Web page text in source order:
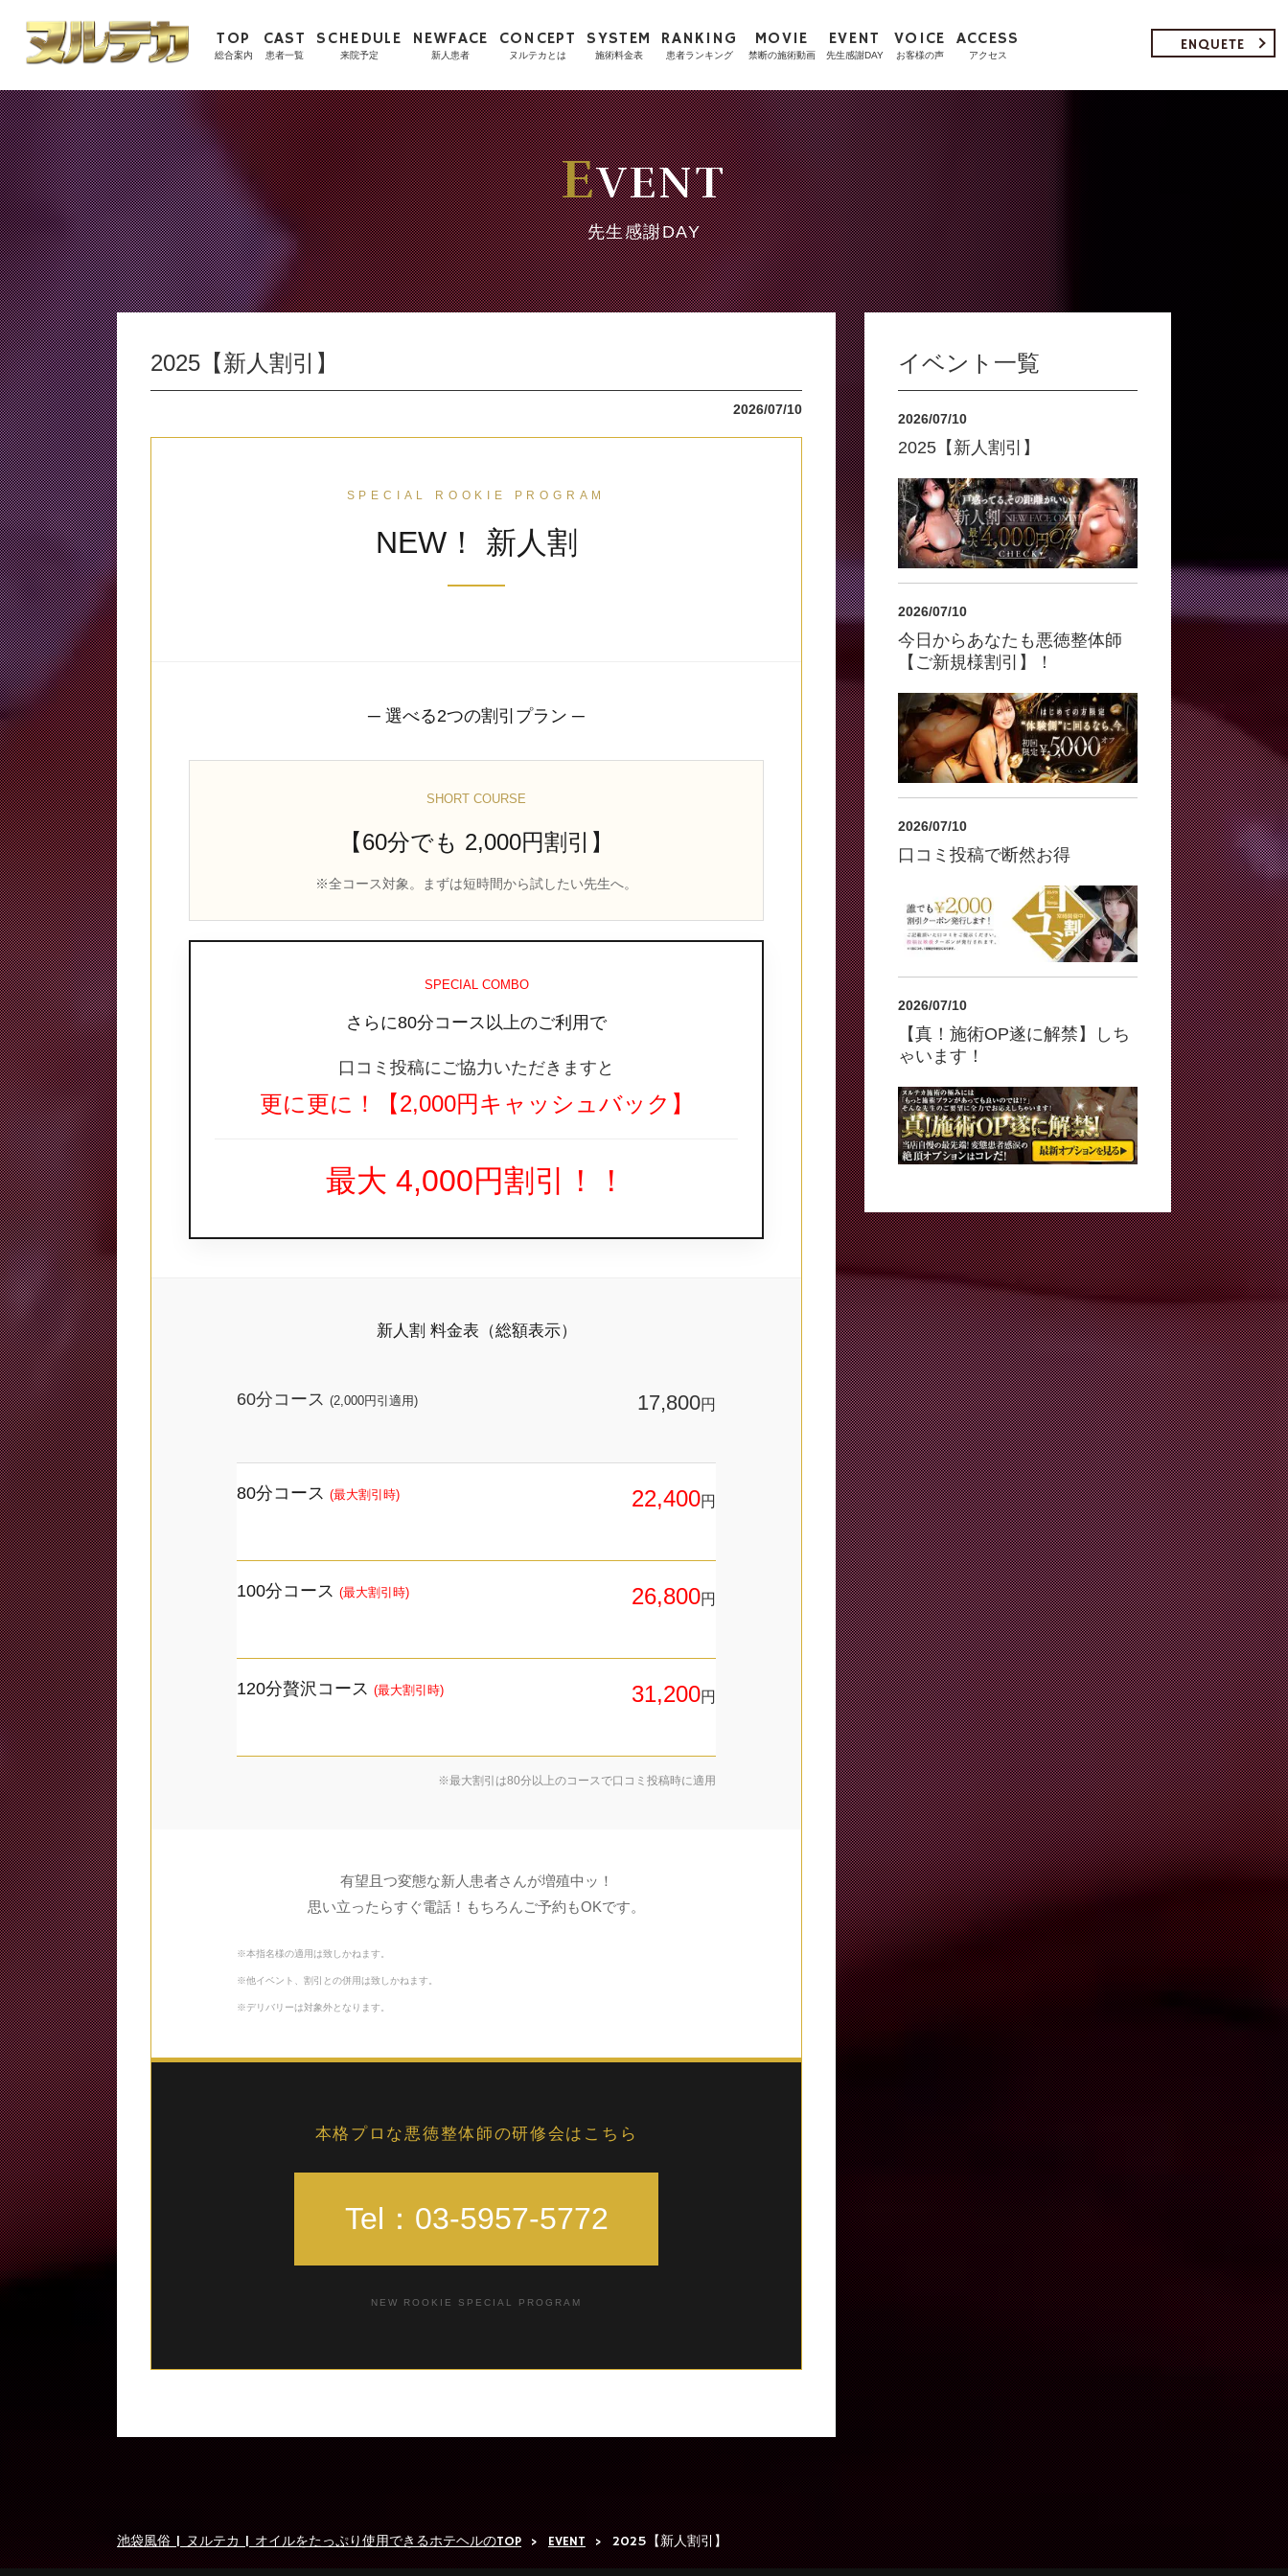
TOP
総合案内
CAST
患者一覧
SCHEDULE
来院予定
NEWFACE
新人患者
CONCEPT
ヌルテカとは
SYSTEM
施術料金表
RANKING
患者ランキング
MOVIE
禁断の施術動画
EVENT
先生感謝DAY
VOICE
お客様の声
ACCESS
アクセス
ENQUETE
EVENT
先生感謝DAY
2025【新人割引】
2026/07/10
SPECIAL ROOKIE PROGRAM
NEW！ 新人割
─ 選べる2つの割引プラン ─
SHORT COURSE
【60分でも 2,000円割引】
※全コース対象。まずは短時間から試したい先生へ。
SPECIAL COMBO
さらに80分コース以上のご利用で
口コミ投稿にご協力いただきますと
更に更に！【2,000円キャッシュバック】
最大 4,000円割引！！
新人割 料金表（総額表示）
60分コース (2,000円引適用) 17,800円
80分コース (最大割引時) 22,400円
100分コース (最大割引時) 26,800円
120分贅沢 コース (最大割引時) 31,200円
※最大割引は80分以上のコースで口コミ投稿時に適用
有望且つ変態な新人患者さんが増殖中ッ！
思い立ったらすぐ電話！もちろんご予約もOKです。
※本指名様の適用は致しかねます。
※他イベント、割引との併用は致しかねます。
※デリバリーは対象外となります。
本格プロな悪徳整体師の研修会はこちら
Tel：03-5957-5772
NEW ROOKIE SPECIAL PROGRAM
イベント一覧
2026/07/10
2025【新人割引】
2026/07/10
今日からあなたも悪徳整体師
【ご新規様割引】！
2026/07/10
口コミ投稿で断然お得
2026/07/10
【真！施術OP遂に解禁】しち
ゃいます！
池袋風俗 | ヌルテカ | オイルをたっぷり使用できるホテヘルのTOP EVENT 2025【新人割引】